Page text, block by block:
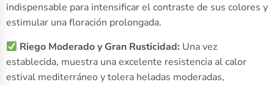
indispensable para intensificar el contraste de sus colores y
estimular una floración prolongada.
Riego Moderado y Gran Rusticidad: Una vez
establecida, muestra una excelente resistencia al calor
estival mediterráneo y tolera heladas moderadas,